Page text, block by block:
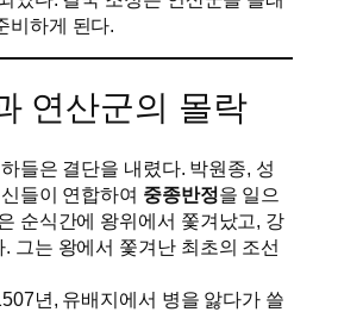
비하게 된다.
연산군의 몰락
들은 결단을 내렸다. 박원종, 성
들이 연합하여 중종반정을 일으
순식간에 왕위에서 쫓겨났고, 강
그는 왕에서 쫓겨난 최초의 조선
년, 유배지에서 병을 앓다가 쓸